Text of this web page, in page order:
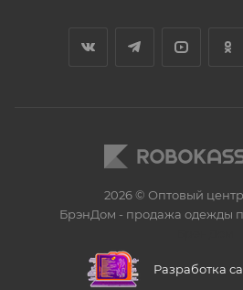
2026 © Оптовый
БрэнДом - продажа одежды
Разработка